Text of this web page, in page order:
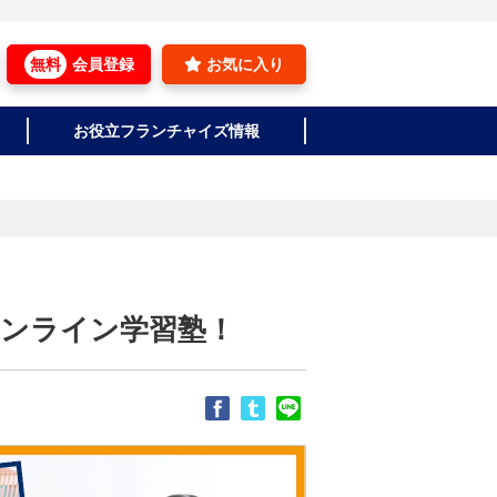
無料 会員登録 お気に入り
お役立フランチャイズ情報
ライン学習塾！